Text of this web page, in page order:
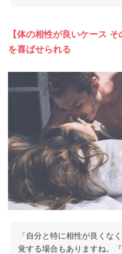
【体の相性が良いケース
を喜ばせられる
「自分と特に相性が良くな
覚する場合もありますね。